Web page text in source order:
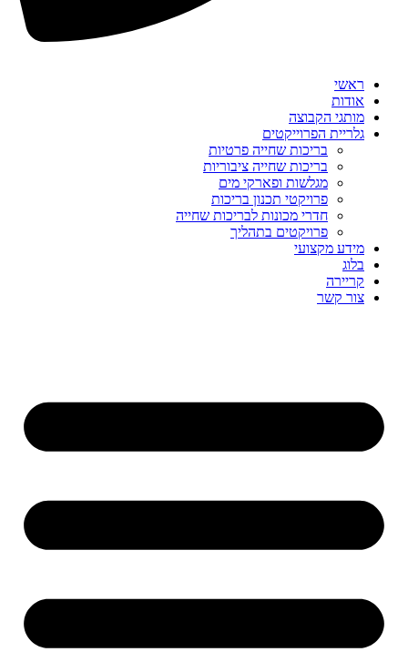
ראשי
אודות
מותגי הקבוצה
גלריית הפרוייקטים
בריכות שחייה פרטיות
בריכות שחייה ציבוריות
מגלשות ופארקי מים
פרויקטי תכנון בריכות
חדרי מכונות לבריכות שחייה
פרויקטים בתהליך
מידע מקצועי
בלוג
קריירה
צור קשר